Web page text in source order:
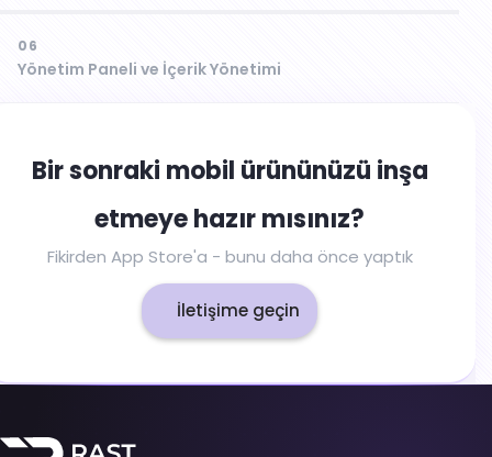
06
Yönetim Paneli ve İçerik Yönetimi
Bir sonraki mobil ürününüzü inşa
etmeye hazır mısınız?
Fikirden App Store'a - bunu daha önce yaptık
İletişime geçin